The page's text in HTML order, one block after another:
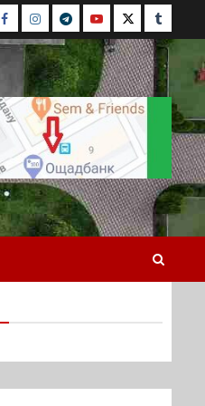
Facebook
Instagram
TelegramYoutubeTwitterTumblr